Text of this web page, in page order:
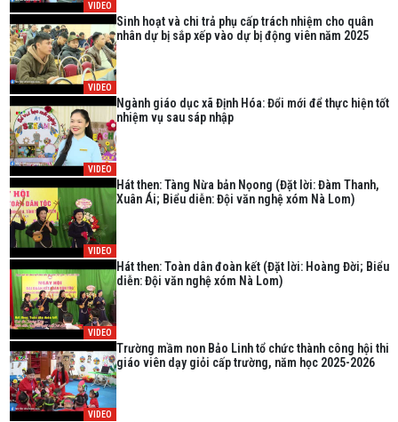
VIDEO
VIDEO
Sinh hoạt và chi trả phụ cấp trách nhiệm cho quân
nhân dự bị sắp xếp vào dự bị động viên năm 2025
VIDEO
Ngành giáo dục xã Định Hóa: Đổi mới để thực hiện tốt
nhiệm vụ sau sáp nhập
VIDEO
Hát then: Tàng Nừa bản Nọong (Đặt lời: Đàm Thanh,
Xuân Ái; Biểu diễn: Đội văn nghệ xóm Nà Lom)
VIDEO
Hát then: Toàn dân đoàn kết (Đặt lời: Hoàng Đời; Biểu
diễn: Đội văn nghệ xóm Nà Lom)
VIDEO
Trường mầm non Bảo Linh tổ chức thành công hội thi
giáo viên dạy giỏi cấp trường, năm học 2025-2026